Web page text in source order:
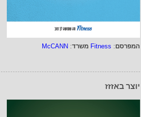
המפרסם:
Fitness משרד:
McCANN
יוצר באזזז